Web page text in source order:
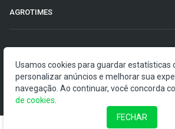
AGROTIMES
O Money Times publica matérias de
visam a democratização da
publicações devem ser
anunciadores e divulgadores, e
Usamos cookies para guardar estatísticas
personalizar anúncios e melhorar sua
navegação. Ao continuar, você concorda
de cookies
FECHAR